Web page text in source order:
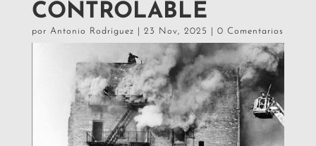
CONTROLABLE
por Antonio Rodríguez 23 Nov, 2025 0 Comentarios